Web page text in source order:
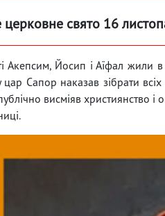
церковне свято 16
Акепсим, Йосип і Аїфал жили в
цар Сапор наказав зібрати
висміяв християнство